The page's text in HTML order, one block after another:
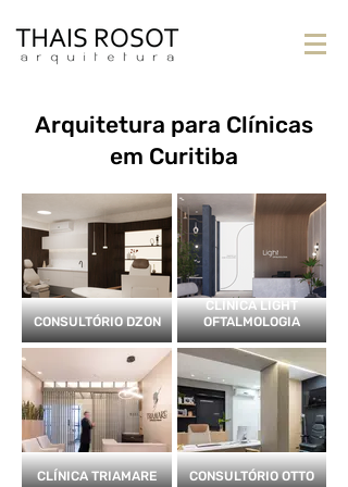
Arquitetura para Clínicas
em Curitiba
CONSULTÓRIO DZON
CLÍNICA LIGHT
OFTALMOLOGIA
CLÍNICA TRIAMARE CONSULTÓRIO OTTO